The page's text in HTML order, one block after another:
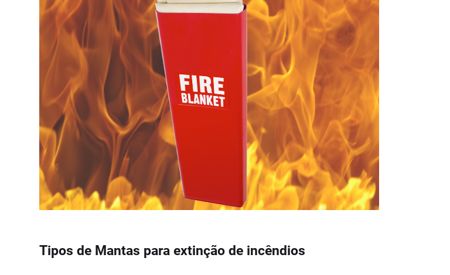
Tipos de Mantas para extinção de incêndios